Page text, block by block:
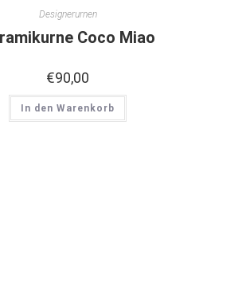
Designerurnen
Coco Miao
€90,00
In den Warenkorb